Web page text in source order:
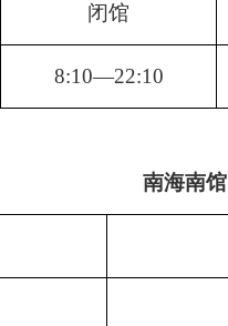
闭馆
8:10—22:10
南海南馆